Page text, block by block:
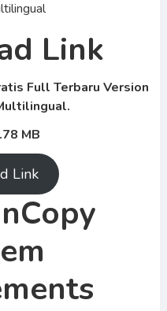
Link
Full Terbaru Version
MB
Link